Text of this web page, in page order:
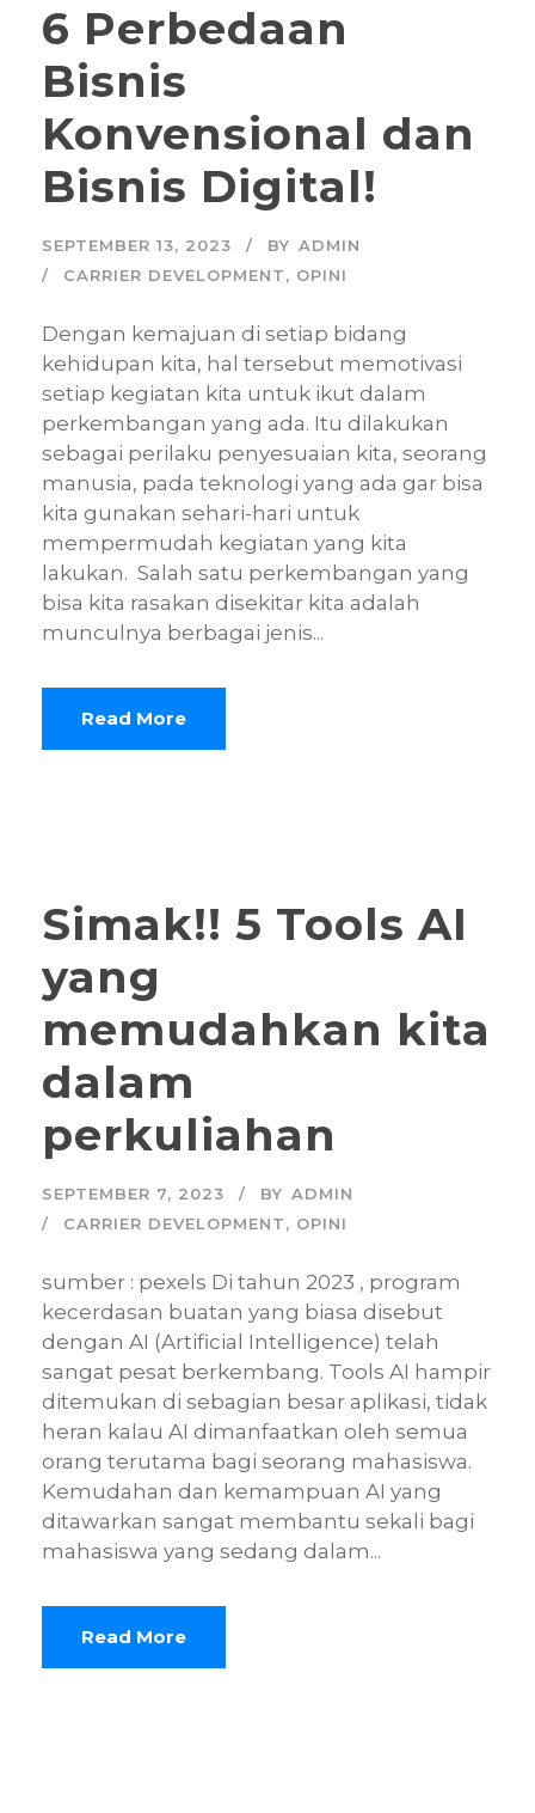
6 Perbedaan
Bisnis
Konvensional dan
Bisnis Digital!
SEPTEMBER 13, 2023 BY ADMIN
CARRIER DEVELOPMENT, OPINI
Dengan kemajuan di setiap bidang
kehidupan kita, hal tersebut memotivasi
setiap kegiatan kita untuk ikut dalam
perkembangan yang ada. Itu dilakukan
sebagai perilaku penyesuaian kita, seorang
manusia, pada teknologi yang ada gar bisa
kita gunakan sehari-hari untuk
mempermudah kegiatan yang kita
lakukan. Salah satu perkembangan yang
bisa kita rasakan disekitar kita adalah
munculnya berbagai jenis...
Read More
Simak!! 5 Tools AI
yang
memudahkan kita
dalam
perkuliahan
SEPTEMBER 7, 2023 BY ADMIN
CARRIER DEVELOPMENT, OPINI
sumber : pexels Di tahun 2023 , program
kecerdasan buatan yang biasa disebut
dengan AI (Artificial Intelligence) telah
sangat pesat berkembang. Tools AI hampir
ditemukan di sebagian besar aplikasi, tidak
heran kalau AI dimanfaatkan oleh semua
orang terutama bagi seorang mahasiswa.
Kemudahan dan kemampuan AI yang
ditawarkan sangat membantu sekali bagi
mahasiswa yang sedang dalam...
Read More